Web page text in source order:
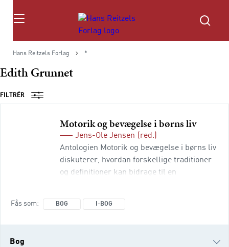
Søg
Hans Reitzels Forlag *
Edith Grunnet
FILTRÉR
Motorik og bevægelse i børns liv
Jens-Ole Jensen
(red.)
Antologien Motorik og bevægelse i børns liv
diskuterer, hvordan forskellige traditioner
og definitioner kan bidrage til en
Fås som BOG I-BOG
Bog